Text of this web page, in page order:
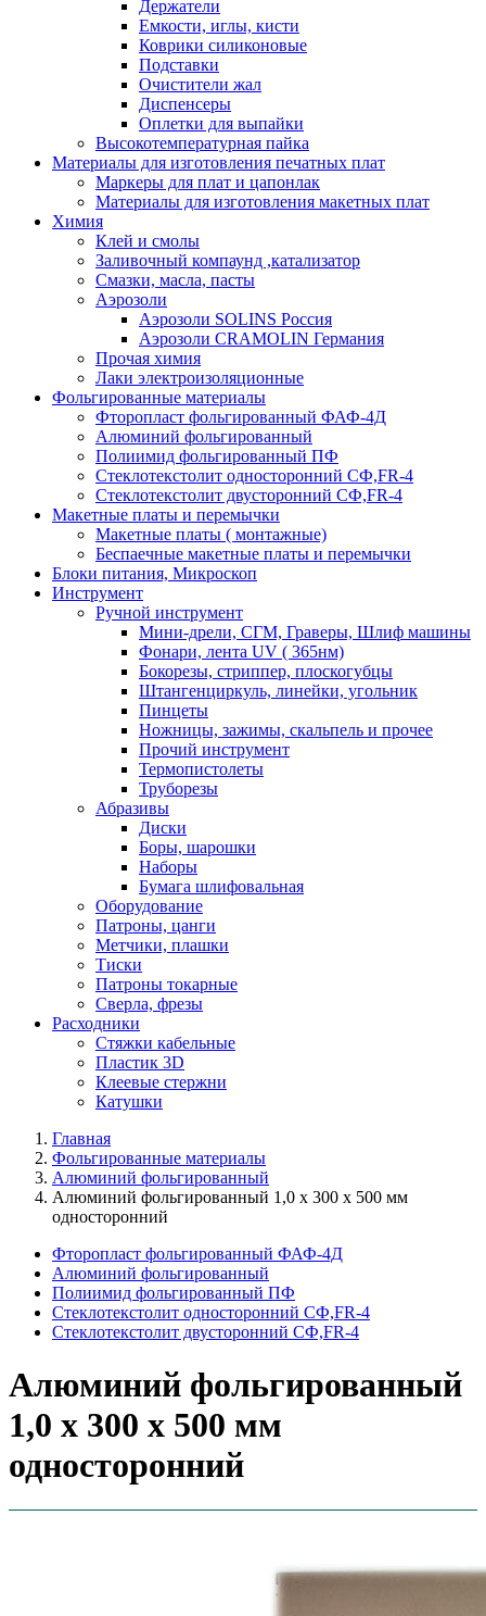
Держатели
Емкости, иглы, кисти
Коврики силиконовые
Подставки
Очистители жал
Диспенсеры
Оплетки для выпайки
Высокотемпературная пайка
Материалы для изготовления печатных плат
Маркеры для плат и цапонлак
Материалы для изготовления макетных плат
Химия
Клей и смолы
Заливочный компаунд ,катализатор
Смазки, масла, пасты
Аэрозоли
Аэрозоли SOLINS Россия
Аэрозоли CRAMOLIN Германия
Прочая химия
Лаки электроизоляционные
Фольгированные материалы
Фторопласт фольгированный ФАФ-4Д
Алюминий фольгированный
Полиимид фольгированный ПФ
Стеклотекстолит односторонний CФ,FR-4
Стеклотекстолит двусторонний СФ,FR-4
Макетные платы и перемычки
Макетные платы ( монтажные)
Беспаечные макетные платы и перемычки
Блоки питания, Микроскоп
Инструмент
Ручной инструмент
Мини-дрели, СГМ, Граверы, Шлиф машины
Фонари, лента UV ( 365нм)
Бокорезы, cтриппер, плоскогубцы
Штангенциркуль, линейки, угольник
Пинцеты
Ножницы, зажимы, скальпель и прочее
Прочий инструмент
Термопистолеты
Труборезы
Абразивы
Диски
Боры, шарошки
Наборы
Бумага шлифовальная
Оборудование
Патроны, цанги
Метчики, плашки
Тиски
Патроны токарные
Сверла, фрезы
Расходники
Стяжки кабельные
Пластик 3D
Клеевые стержни
Катушки
Главная
Фольгированные материалы
Алюминий фольгированный
Алюминий фольгированный 1,0 х 300 х 500 мм
односторонний
Фторопласт фольгированный ФАФ-4Д
Алюминий фольгированный
Полиимид фольгированный ПФ
Стеклотекстолит односторонний CФ,FR-4
Стеклотекстолит двусторонний СФ,FR-4
Алюминий фольгированный
1,0 х 300 х 500 мм
односторонний